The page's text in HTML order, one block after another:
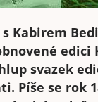
Kabirem
svazek
Píše se rok